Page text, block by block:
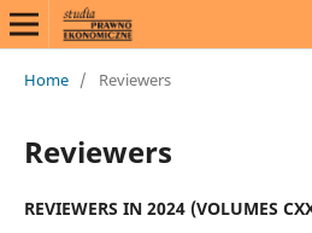
Home / Reviewers
Reviewers
REVIEWERS IN 2024 (VOLUMES